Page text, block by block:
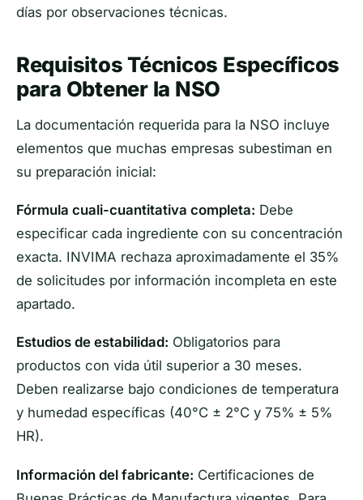
días por observaciones técnicas.
Requisitos Técnicos Específicos
para Obtener la NSO
La documentación requerida para la NSO incluye
elementos que muchas empresas subestiman en
su preparación inicial:
Fórmula cuali-cuantitativa completa: Debe
especificar cada ingrediente con su concentración
exacta. INVIMA rechaza aproximadamente el 35%
de solicitudes por información incompleta en este
apartado.
Estudios de estabilidad: Obligatorios para
productos con vida útil superior a 30 meses.
Deben realizarse bajo condiciones de temperatura
y humedad específicas (40°C ± 2°C y 75% ± 5%
HR).
Información del fabricante: Certificaciones de